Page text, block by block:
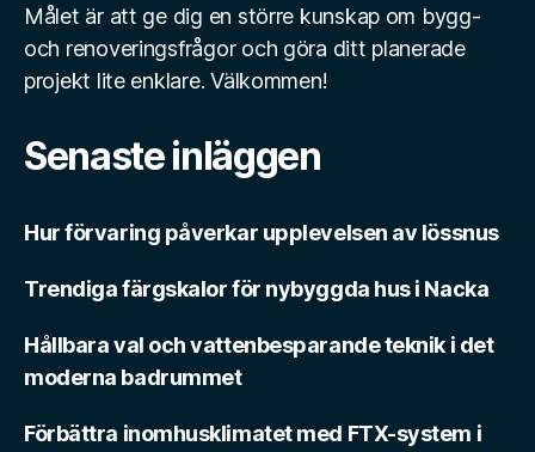
Målet är att ge dig en större kunskap om bygg-
och renoveringsfrågor och göra ditt planerade
projekt lite enklare. Välkommen!
Senaste inläggen
Hur förvaring påverkar upplevelsen av lössnus
Trendiga färgskalor för nybyggda hus i Nacka
Hållbara val och vattenbesparande teknik i det
moderna badrummet
Förbättra inomhusklimatet med FTX-system i